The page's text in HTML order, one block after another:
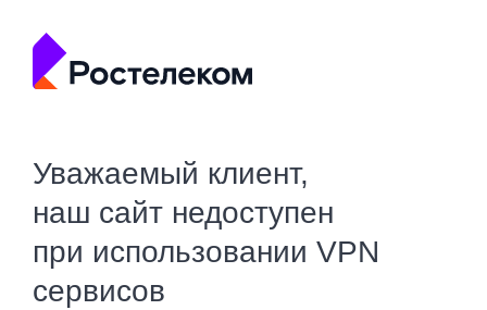
Уважаемый клиент,
наш сайт недоступен
при использовании VPN
сервисов